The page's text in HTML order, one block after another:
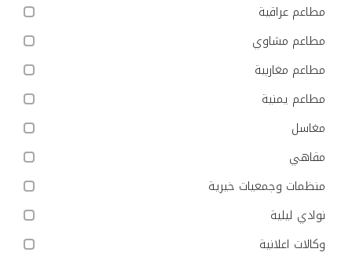
مطاعم عراقية
مطاعم مشاوي
مطاعم مغاربية
مطاعم يمنية
مغاسل
مقاهي
منظمات وجمعيات خيرية
نوادي ليلية
وكالات اعلانية